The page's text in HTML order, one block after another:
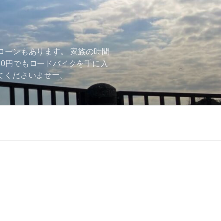
ーンもあります。 家族の時間
円でもロードバイクを手に入
ださいませー。